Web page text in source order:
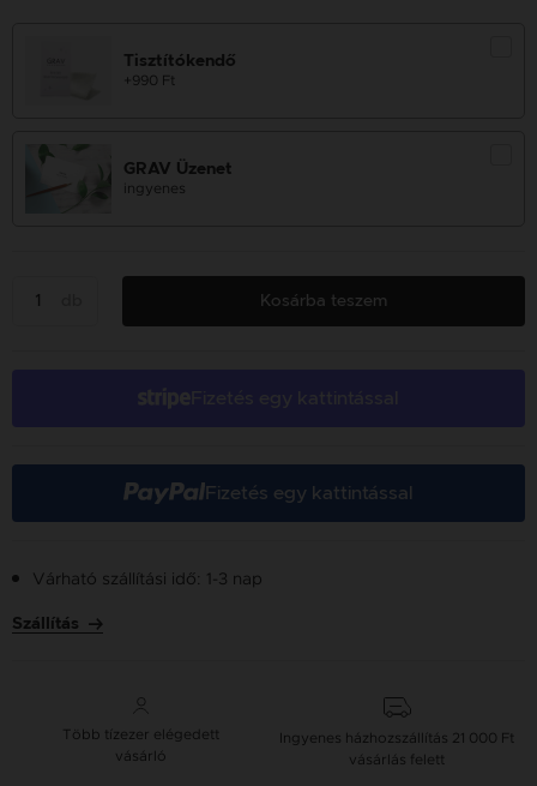
Tisztítókendő
+990 Ft
GRAV Üzenet
ingyenes
Kosárba teszem
Fizetés egy kattintással
Várható szállítási idő: 1-3 nap
Szállítás
Több tízezer elégedett
vásárló
Ingyenes házhozszállítás 21 000 Ft
vásárlás felett